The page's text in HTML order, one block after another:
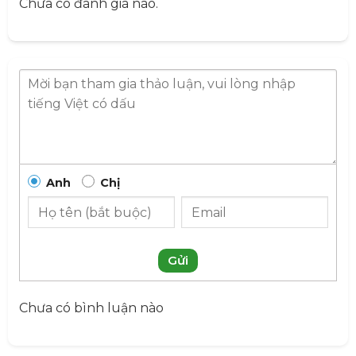
kháng, giải nhiệt, cho da dẻ sáng lạn.
– Cỏ ngọt:Ổn định đường huyết, trị mụn, hạn chế
hấp thu và giảm mỡ thừa, tạo vị ngọt tự nhiên cho
trà.
Giữ Dáng
Uống nóng:Dùng 5gr trà cho khoảng 350ml
nước sôi ở 85 – 90 độ C (Không dùng nước quá sôi
sẽ làm mất các vitamin có lợi trong trà). Tráng ấm
và trà qua một lần nước nóng trong khoảng 15
giây, sau đó châm nước sôi và đợi khoảng 10 phút
thức.
Chưa có đánh giá nào.
Anh Chị
Gửi
Chưa có bình luận nào